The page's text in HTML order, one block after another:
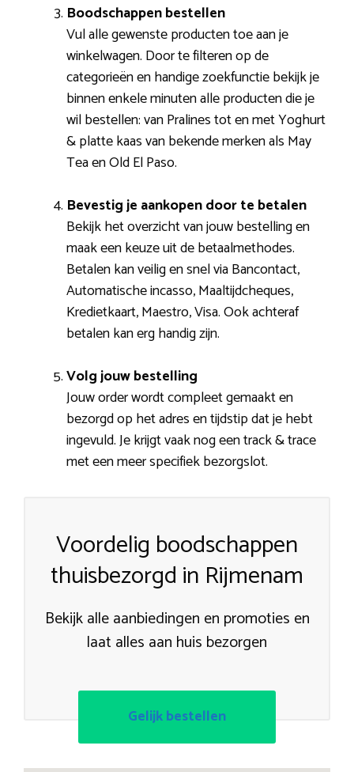
Boodschappen bestellen
Vul alle gewenste producten toe aan je
winkelwagen. Door te filteren op de
categorieën en handige zoekfunctie bekijk je
binnen enkele minuten alle producten die je
wil bestellen: van Pralines tot en met Yoghurt
& platte kaas van bekende merken als May
Tea en Old El Paso.
Bevestig je aankopen door te betalen
Bekijk het overzicht van jouw bestelling en
maak een keuze uit de betaalmethodes.
Betalen kan veilig en snel via Bancontact,
Automatische incasso, Maaltijdcheques,
Kredietkaart, Maestro, Visa. Ook achteraf
betalen kan erg handig zijn.
Volg jouw bestelling
Jouw order wordt compleet gemaakt en
bezorgd op het adres en tijdstip dat je hebt
ingevuld. Je krijgt vaak nog een track & trace
met een meer specifiek bezorgslot.
Voordelig boodschappen
thuisbezorgd in Rijmenam
Bekijk alle aanbiedingen en promoties en
laat alles aan huis bezorgen
Gelijk bestellen